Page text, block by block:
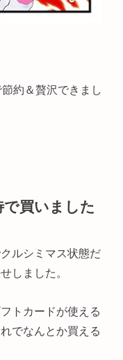
約＆贅沢できまし
買いました
ルシミマス状態だ
しました。
トカードが使える
でなんとか買える